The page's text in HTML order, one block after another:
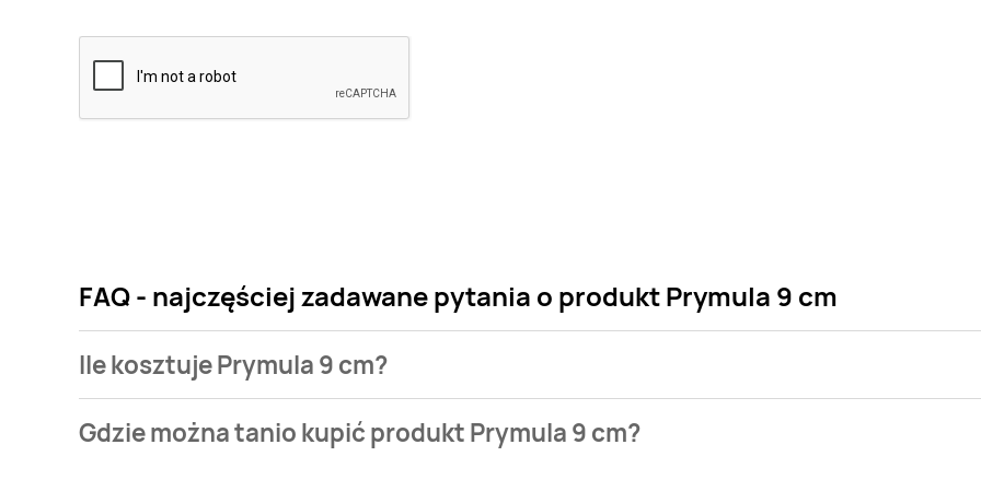
FAQ - najczęściej zadawane pytania o produkt Prymula 9 cm
Ile kosztuje Prymula 9 cm?
kosztuje od 4,89 zł.
Gdzie można tanio kupić produkt Prymula 9 cm?